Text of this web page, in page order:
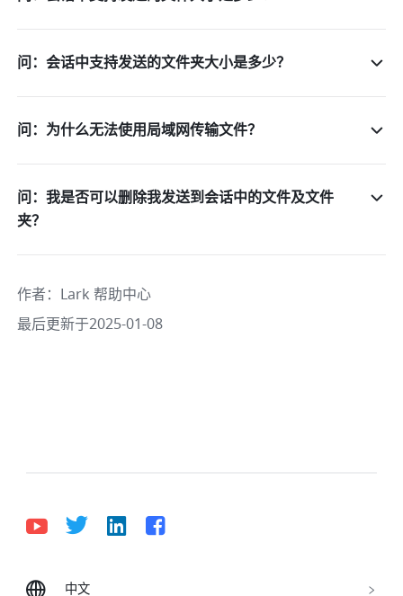
问：会话中支持发送的文件夹大小是多少？
问：为什么无法使用局域网传输文件？
问：我是否可以删除我发送到会话中的文件及文件
夹？
作者： Lark 帮助中心
最后更新于2025-01-08
中文